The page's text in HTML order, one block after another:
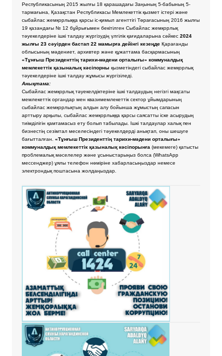
Республикасының 2015 жылғы 18 қарашадағы Заңының 5-бабының 5-
тармағына, Қазақстан Республикасы Мемлекеттік қызмет істері және
сыбайлас жемқорлыққа қарсы іс-қимыл агенттігі Төрағасының 2016 жылғы
19 қазандағы № 12 бұйрығымен бекітілген Сыбайлас жемқорлық
тәуекелдеріне ішкі талдау жүргізудің үлгілік қағидаларына сәйкес2024
жылғы 23 сәуірден бастап 22 мамырға дейінгі кезеңде Қарағанды
облысының мәдениет, архивтер және құжаттама басқармасының
«Тұнғыш Президенттің тарихи-мәдени орталығы» коммуналдық
мемлекеттік қазыналық кәсіпорны қызметіндегі сыбайлас жемқорлық
тәуекелдеріне ішкі талдау жұмысы жүргізіледі.
Анықтама:
Сыбайлас жемқорлық тәуекелдіктеріне ішкі талдаудың негізгі мақсаты
мемлекеттік органдар мен квазимемлекеттік сектор ұйымдарының
сыбайлас жемқорлықтың алдын алу бойынша жұмыстың сапасын
арттыру арқылы, сыбайлас жемқорлыққа қарсы саясатты іске асырудың
тиімділігін қамтамасыз ету болып табылады. Ішкі талдаулар халық пен
бизнестің сезімтал меселесіндегі тәуекелдерді анықтап, оны шешуге
бағытталған. «Тұнғыш Президенттің тарихи-мәдени орталығы»
коммуналдық мемлекеттік қазыналық кәсіпорынға (мекемеге) қатысты
проблемалық мәселелер және ұсыныстарыңыз болса (WhatsApp
мессенджер) ұялы телефон нөміріне хабарласыңыздар немесе
электрондық поштасына жолдаңыздар.